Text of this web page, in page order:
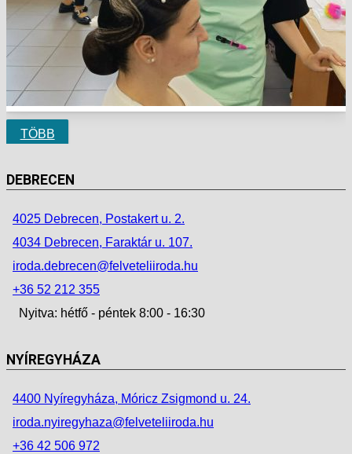
TÖBB
DEBRECEN
4025 Debrecen, Postakert u. 2.
4034 Debrecen, Faraktár u. 107.
iroda.debrecen@felveteliiroda.hu
+36 52 212 355
Nyitva: hétfő - péntek 8:00 - 16:30
NYÍREGYHÁZA
4400 Nyíregyháza, Móricz Zsigmond u. 24.
iroda.nyiregyhaza@felveteliiroda.hu
+36 42 506 972